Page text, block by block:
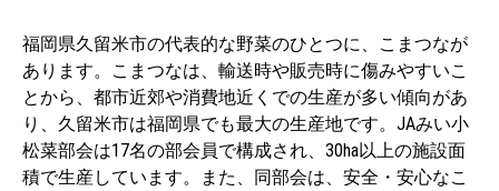
福岡県久留米市の代表的な野菜のひとつに、こまつなが
あります。こまつなは、輸送時や販売時に傷みやすいこ
とから、都市近郊や消費地近くでの生産が多い傾向があ
り、久留米市は福岡県でも最大の生産地です。JAみい小
松菜部会は17名の部会員で構成され、30ha以上の施設面
積で生産しています。また、同部会は、安全・安心なこ